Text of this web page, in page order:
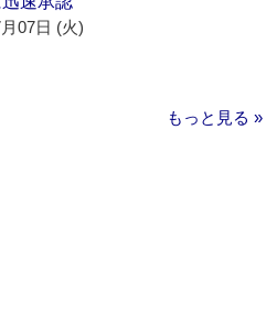
07日 (火)
もっと見る »